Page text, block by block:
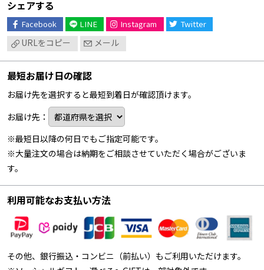
シェアする
Facebook LINE Instagram Twitter
URLをコピー メール
最短お届け日の確認
お届け先を選択すると最短到着日が確認頂けます。
お届け先：
※最短日以降の何日でもご指定可能です。
※大量注文の場合は納期をご相談させていただく場合がございま
す。
利用可能なお支払い方法
その他、銀行振込・コンビニ（前払い）もご利用いただけます。